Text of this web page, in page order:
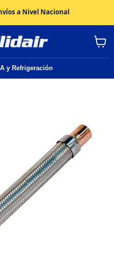
a Nivel Nacional
y Refrigeración
carrito